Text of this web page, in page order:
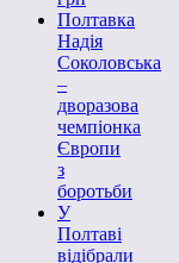
Полтавка
Надія
Соколовська
–
дворазова
чемпіонка
Європи
з
боротьби
У
Полтаві
відібрали